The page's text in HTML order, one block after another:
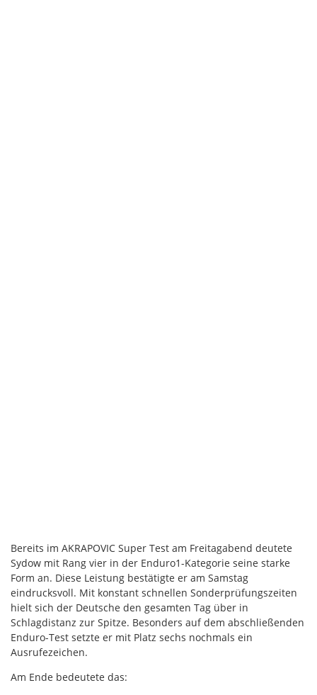
Bereits im AKRAPOVIC Super Test am Freitagabend deutete
Sydow mit Rang vier in der Enduro1-Kategorie seine starke
Form an. Diese Leistung bestätigte er am Samstag
eindrucksvoll. Mit konstant schnellen Sonderprüfungszeiten
hielt sich der Deutsche den gesamten Tag über in
Schlagdistanz zur Spitze. Besonders auf dem abschließenden
Enduro-Test setzte er mit Platz sechs nochmals ein
Ausrufezeichen.
Am Ende bedeutete das: